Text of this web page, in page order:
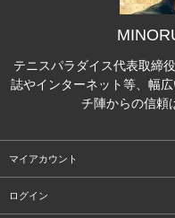
テニスパラダイス代表取締
誌やインターネット等、幅
チ陣からの信頼
マイアカウント
ログイン